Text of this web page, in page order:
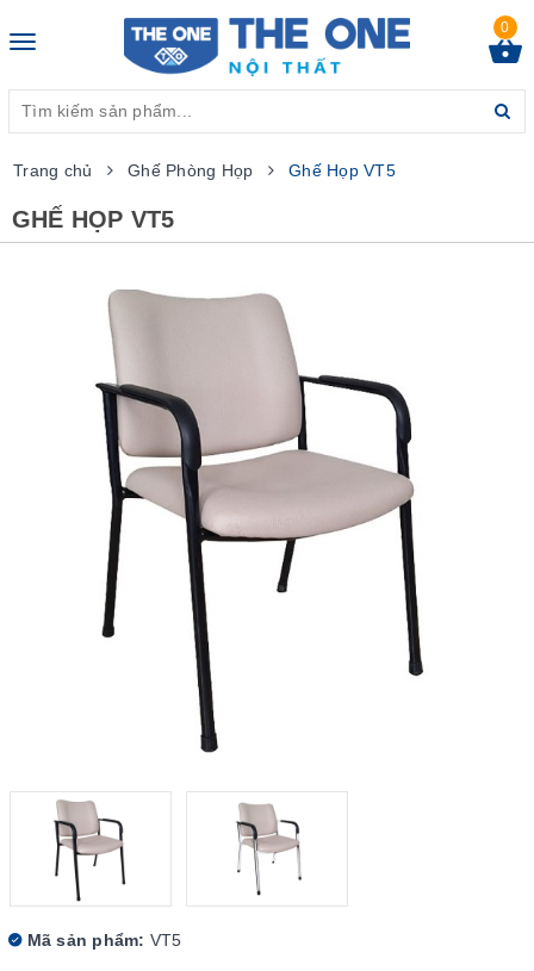
Toggle
0
Trang chủ Ghế Phòng Họp Ghế Họp VT5
GHẾ HỌP VT5
Mã sản phẩm: VT5